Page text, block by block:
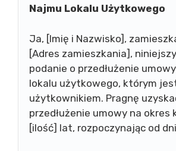
Najmu Lokalu Użytkowego
Ja, [Imię i Nazwisko],
[Adres zamieszkania],
podanie o przedłużenie
lokalu użytkowego, którym
użytkownikiem. Pragnę
przedłużenie umowy na okres
[ilość] lat, rozpoczynając od